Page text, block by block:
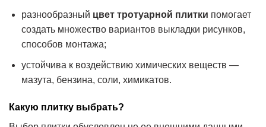
разнообразный цвет тротуарной плитки помогает
создать множество вариантов выкладки рисунков,
способов монтажа;
устойчива к воздействию химических веществ —
мазута, бензина, соли, химикатов.
Какую плитку выбрать?